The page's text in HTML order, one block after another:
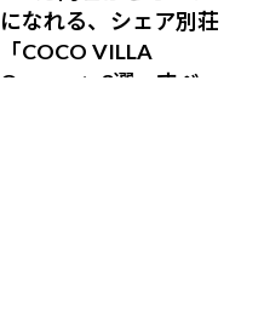
になれる、シェア別荘
「COCO VILLA
Owners」3選。すべて